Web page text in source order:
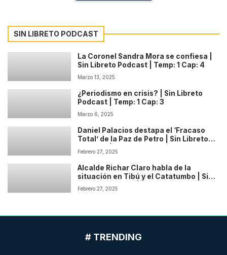
SIN LIBRETO PODCAST
La Coronel Sandra Mora se confiesa |
Sin Libreto Podcast | Temp: 1 Cap: 4
Marzo 13, 2025
¿Periodismo en crisis? | Sin Libreto
Podcast | Temp: 1 Cap: 3
Marzo 6, 2025
Daniel Palacios destapa el ‘Fracaso
Total’ de la Paz de Petro | Sin Libreto
Podcast | Temp: 1 Cap: 2
Febrero 27, 2025
Alcalde Richar Claro habla de la
situación en Tibú y el Catatumbo | Sin
Libreto Podcast | Temp: 1 Cap: 1
Febrero 27, 2025
# TRENDING